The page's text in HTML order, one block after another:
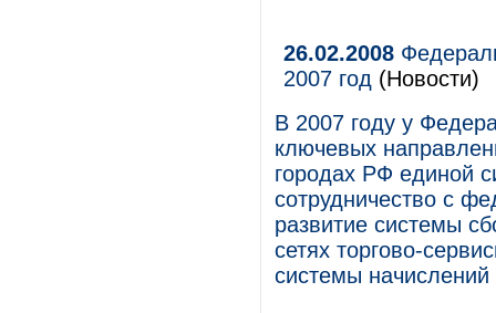
26.02.2008
2007 год (Новости)
В 2007 году у
ключевых
городах РФ единой
сотрудничество с
развитие системы
сетях торгово-
системы